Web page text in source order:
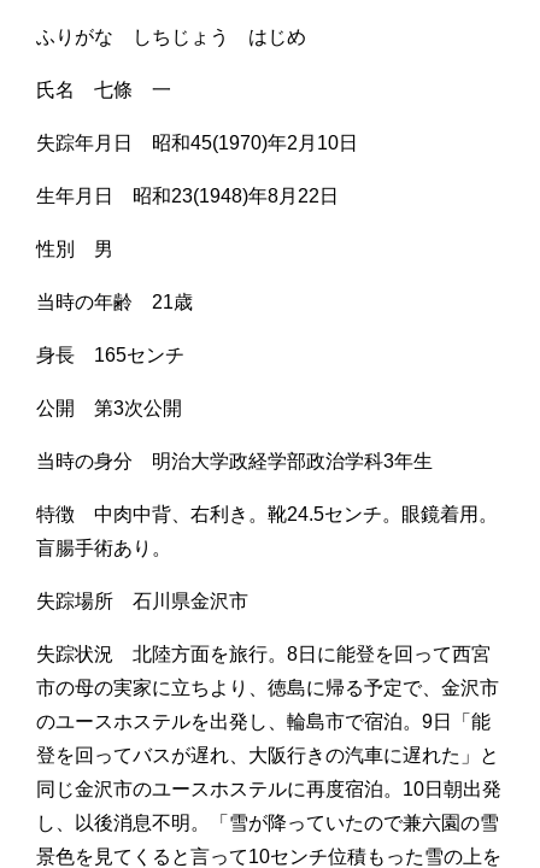
ふりがな しちじょう はじめ
氏名 七條 一
失踪年月日 昭和45(1970)年2月10日
生年月日 昭和23(1948)年8月22日
性別 男
当時の年齢 21歳
身長 165センチ
公開 第3次公開
当時の身分 明治大学政経学部政治学科3年生
特徴 中肉中背、右利き。靴24.5センチ。眼鏡着用。
盲腸手術あり。
失踪場所 石川県金沢市
失踪状況 北陸方面を旅行。8日に能登を回って西宮
市の母の実家に立ちより、徳島に帰る予定で、金沢市
のユースホステルを出発し、輪島市で宿泊。9日「能
登を回ってバスが遅れ、大阪行きの汽車に遅れた」と
同じ金沢市のユースホステルに再度宿泊。10日朝出発
し、以後消息不明。「雪が降っていたので兼六園の雪
景色を見てくると言って10センチ位積もった雪の上を